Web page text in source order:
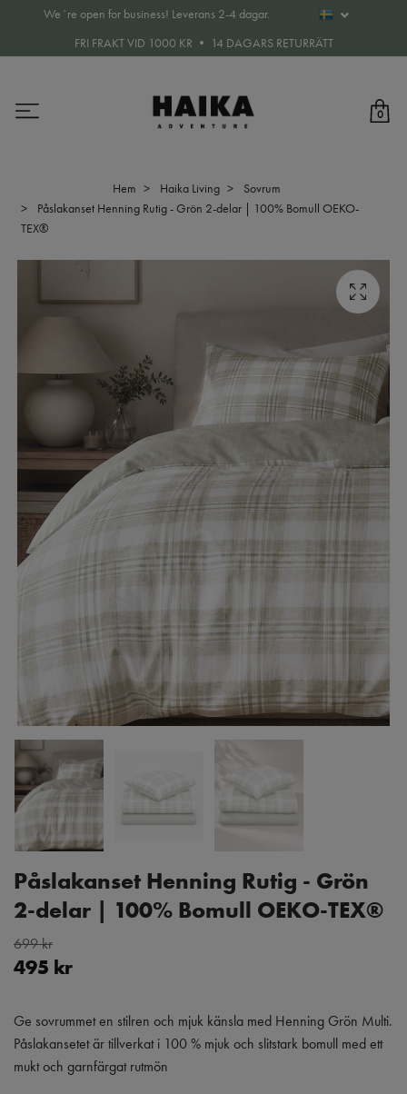
We´re open for business! Leverans 2-4 dagar.
FRI FRAKT VID 1000 KR • 14 DAGARS RETURRÄTT
0
Hem Haika Living
Sovrum
Påslakanset Henning Rutig - Grön 2-delar | 100% Bomull OEKO-
TEX®
Påslakanset Henning Rutig - Grön
2-delar | 100% Bomull OEKO-TEX®
699 kr
495 kr
Ge sovrummet en stilren och mjuk känsla med Henning Grön Multi.
Påslakansetet är tillverkat i 100 % mjuk och slitstark bomull med ett
mukt och garnfärgat rutmön